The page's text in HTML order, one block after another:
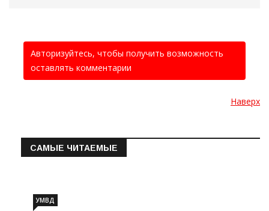
Авторизуйтесь, чтобы получить возможность
оставлять комментарии
Наверх
САМЫЕ ЧИТАЕМЫЕ
УМВД